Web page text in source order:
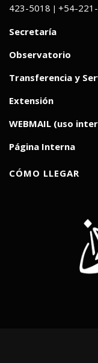
423-5018 | +54-
Secretaría
Observatorio
Transferencia y
Extensión
WEBMAIL (uso
Página Interna
CÓMO LLEGAR